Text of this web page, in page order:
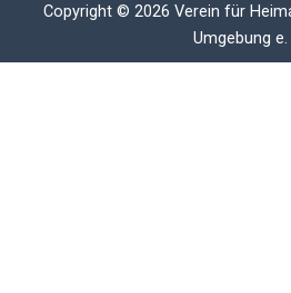
Copyright © 2026 Verein für
Umgebung e.